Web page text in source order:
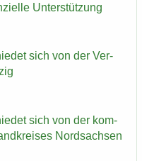
Un­ter­stüt­zung
sich von der Ver­
sich von der kom­
Nord­sach­sen